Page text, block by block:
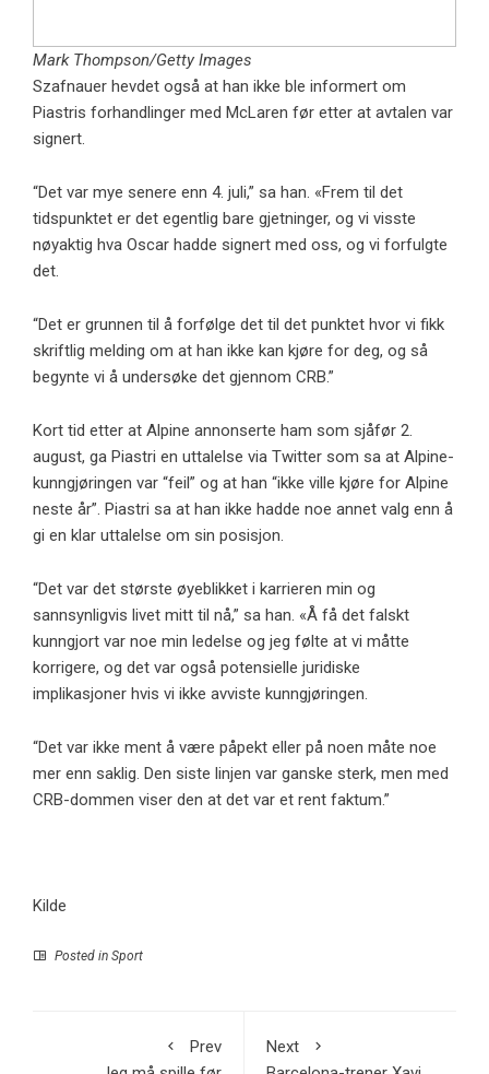
Mark Thompson/Getty Images
Szafnauer hevdet også at han ikke ble informert om
Piastris forhandlinger med McLaren før etter at avtalen var
signert.
“Det var mye senere enn 4. juli,” sa han. «Frem til det
tidspunktet er det egentlig bare gjetninger, og vi visste
nøyaktig hva Oscar hadde signert med oss, og vi forfulgte
det.
“Det er grunnen til å forfølge det til det punktet hvor vi fikk
skriftlig melding om at han ikke kan kjøre for deg, og så
begynte vi å undersøke det gjennom CRB.”
Kort tid etter at Alpine annonserte ham som sjåfør 2.
august, ga Piastri en uttalelse via Twitter som sa at Alpine-
kunngjøringen var “feil” og at han “ikke ville kjøre for Alpine
neste år”. Piastri sa at han ikke hadde noe annet valg enn å
gi en klar uttalelse om sin posisjon.
“Det var det største øyeblikket i karrieren min og
sannsynligvis livet mitt til nå,” sa han. «Å få det falskt
kunngjort var noe min ledelse og jeg følte at vi måtte
korrigere, og det var også potensielle juridiske
implikasjoner hvis vi ikke avviste kunngjøringen.
“Det var ikke ment å være påpekt eller på noen måte noe
mer enn saklig. Den siste linjen var ganske sterk, men med
CRB-dommen viser den at det var et rent faktum.”
Kilde
Posted in Sport
Prev
Next